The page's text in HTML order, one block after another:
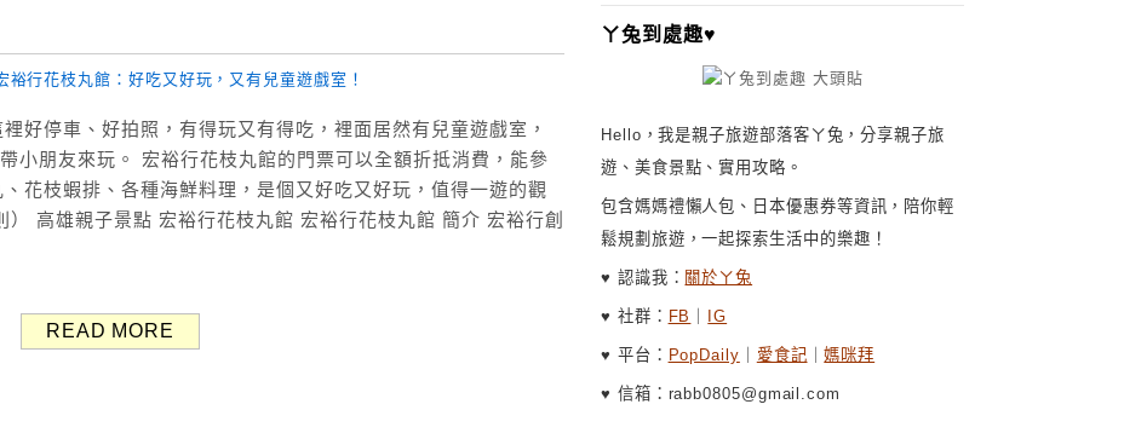
好停車、好拍照，有得玩又有得吃，裡面居然有兒童遊戲室，
小朋友來玩。 宏裕行花枝丸館的門票可以全額折抵消費，能參
花枝蝦排、各種海鮮料理，是個又好吃又好玩，值得一遊的觀
高雄親子景點 宏裕行花枝丸館 宏裕行花枝丸館 簡介 宏裕行創
READ MORE
ㄚ兔到處趣♥
Hello，我是親子旅遊部落客ㄚ兔，分享親子旅
遊、美食景點、實用攻略。
包含媽媽禮懶人包、日本優惠券等資訊，陪你輕
鬆規劃旅遊，一起探索生活中的樂趣！
♥ 認識我： 關於ㄚ兔
♥ 社群： FB IG
♥ 平台： PopDaily 愛食記 ｜媽咪拜
♥ 信箱：rabb0805@gmail.com